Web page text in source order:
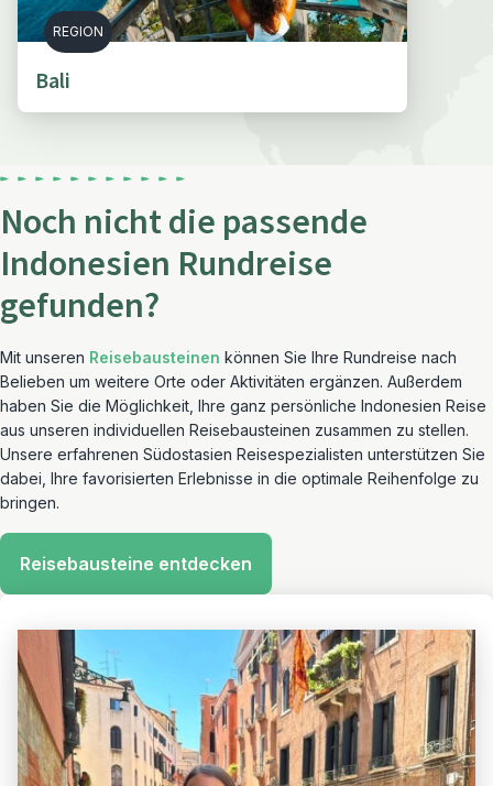
REGION
Bali
Noch nicht die passende
Indonesien Rundreise
gefunden?
Mit unseren Reisebausteinen können Sie Ihre Rundreise nach
Belieben um weitere Orte oder Aktivitäten ergänzen. Außerdem
haben Sie die Möglichkeit, Ihre ganz persönliche Indonesien Reise
aus unseren individuellen Reisebausteinen zusammen zu stellen.
Unsere erfahrenen Südostasien Reisespezialisten unterstützen Sie
dabei, Ihre favorisierten Erlebnisse in die optimale Reihenfolge zu
bringen.
Reisebausteine entdecken